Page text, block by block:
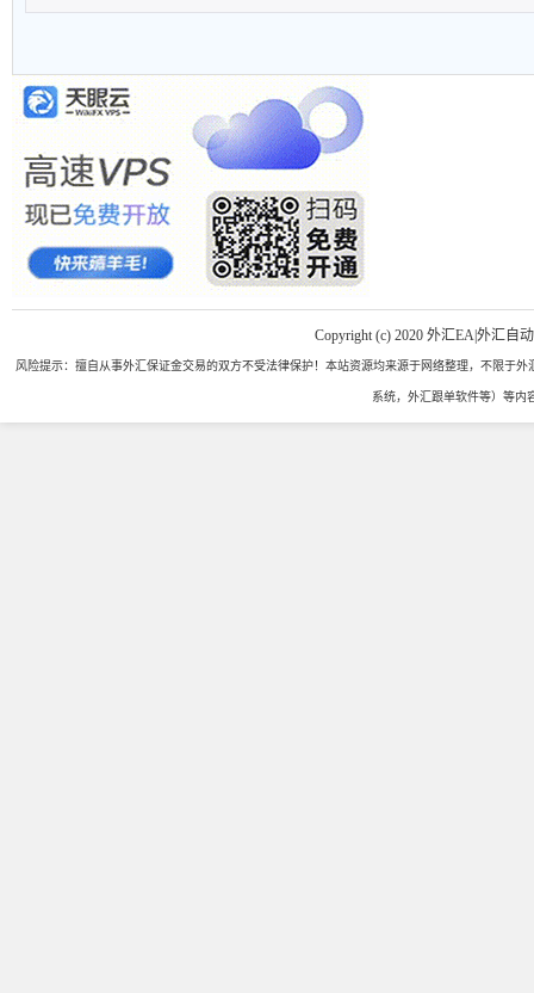
Copyright (c) 2020 外汇EA|外汇自
风险提示：擅自从事外汇保证金交易的双方不受法律保护！本站资源均来源于网络整理，不限于
系统，外汇跟单软件等）等内